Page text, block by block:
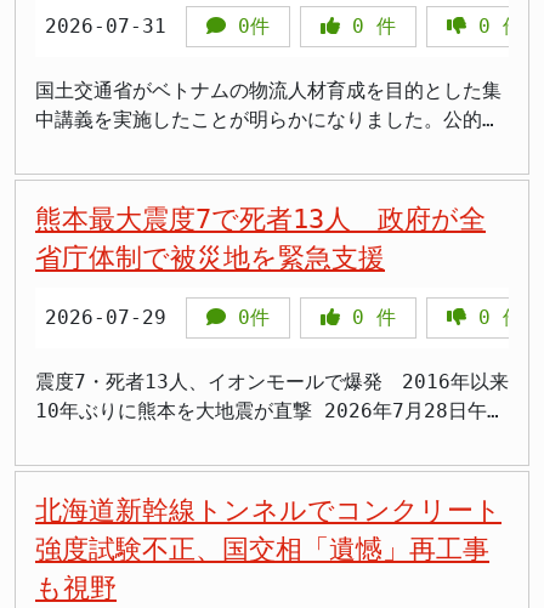
行政による土地利用の実態把握を強化し、問題発生時
の介入を容易にすることを主眼としています。その具
が義務付けられる最低面積の基準を引き下げる案が盛
り込まれました。これにより、これまで規制の網にか
行政が実態を把握できるようになることが期待されま
す。 また、土地の利用目的について、一度届け出が
なされた後でも、後から変更された場合には再度届け
出を求める仕組みの導入も提案されました。これによ
り、当初は適法な目的で取得された土地が、後になっ
て不適切な用途に転用されることを防ぐ狙いがあるよ
住している場合でも、行政による指導や監督を円滑に
行えるようにするため、国内での連絡先や保証人の登
り、行政が問題解決に向けて迅速かつ効果的に動ける
体制を整えることを目指しています。 調査結果と課
題 国土交通省が今年4月から全国の自治体を対象に実
施した調査によれば、不適切な土地利用の事例は全国
438の自治体で合計1527件に上ることが明らかになり
JR九州は、利用者の利便性回復と地域経済活性化のた
水俣（熊本県水俣市）駅から鹿児島中央駅までの区間
については、8月7日から運行本数を減らしつつも、段
多くの利用者にとって朗報と言えるでしょう。しか
し、残念ながら被害が特に深刻であった熊本駅から新
水俣駅までの区間については、8月中の運行再開は困
難との見通しが示されました。この区間の復旧には、
より長期的な視点と、さらなる技術的・物理的な困難
が伴うことが予想されます。鉄道インフラの復旧に
などの構造物の安全性確認、信号設備や電力設備の点
検など、多岐にわたる作業が必要となるためです。
への報告は、災害からの復旧における政府と鉄道事業
者との連携の重要性を改めて浮き彫りにしました。金
子大臣は、被災したインフラの復旧がいかに地域社会
の再生に不可欠であるかを理解し、JR九州への支援
や、今後のインフラ整備に対する方針について、古宮
ょうか。 被災地の現状と議員の責務 8月、熊本県を
度7を観測し、多くの家屋が倒壊するなど、甚大な被
害をもたらしました。各地で断水や土砂崩れも発生
復旧・復興には、政府、自治体、そして地元選出の国
会議員の迅速かつ的確な対応が不可欠です。特に、震
源地に近い地域を選挙区に持つ議員には、被災者への
寄り添いと、政府への働きかけという二重の責務が課
せられます。国民は、災害時こそ政治の頼もしさを期
待するものです。 金子国交相、現場配慮からの現地
の地震で震度7を観測した宇城市や氷川町を地元に抱
えています。地震発生後、金子大臣は当初、現地入り
「テレビなどで映像を見て、私が知っているところば
かりで、被災地の皆さまの不安はいかばかりかと痛感
しています。私が入ることによって、今まさに人命救
助を最優先に努力している現場に迷惑をかけるわけに
はいかない」と、現場の混乱を避けるための配慮があ
2026-07-31 0件 0 件 0 件
国土交通省がベトナムの物流人材育成を目的とした集
中講義を実施したことが明らかになりました。公的機
り組みですが、その裏側には、国民の税金が効果測定
も曖昧なまま海外に投じられているのではないかとい
う、強い懸念が付きまといます。本来、税金は国内の
喫緊の課題解決にこそ優先的に使われるべきではない
交通省は、2014年から続く「日ASEAN交通連携」と
諸国への物流分野における人材育成支援を行っていま
す。今回のベトナムでの集中講義も、この一環として
そして現地の経済発展を支援するという大義名分が掲
げられています。 しかし、日本国内に目を向けれ
ば、物流業界は人手不足や高齢化、インフラの老朽化
など、多くの深刻な課題を抱えています。国民生活に
直結するこれらの問題への対応が遅々として進まない
熊本最大震度7で死者13人 政府が全
省庁体制で被災地を緊急支援
2026-07-29 0件 0 件 0 件
震度7・死者13人、イオンモールで爆発 2016年以来
10年ぶりに熊本を大地震が直撃 2026年7月28日午後
を観測するマグニチュード7.1の大地震が発生しまし
た。高市早苗首相は2026年7月29日の記者会見で、関
連調査中を含む死者が午前8時半時点で13人に上った
ことを明らかにしました。 特に被害が深刻なのは、
嘉島町の大型商業施設「イオンモール熊本」での爆発
北海道新幹線トンネルでコンクリート
強度試験不正、国交相「遺憾」再工事
も視野